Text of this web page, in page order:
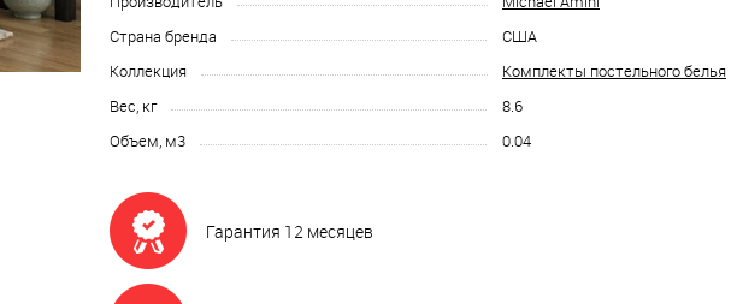
Страна бренда
США
Коллекция
Комплекты постельного белья
Вес, кг
8.6
Объем, м3
0.04
Гарантия 12 месяцев